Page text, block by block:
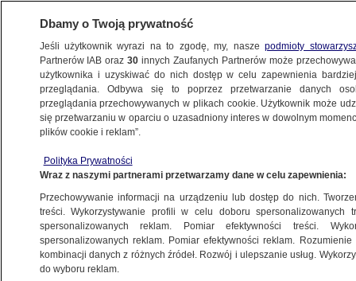
PAŃSTWO ISLAMSKIE
Polka zabita w Berlinie. Jest ruch
polskiej prokuratury
POLSKA
"Wyeliminowani na polu walki". Armia
o wspólnych nalotach z siłami USA
ŚWIAT
Dbamy o Twoją prywatność
Jeśli użytkownik wyrazi na to zgodę, my, naszepodmioty
Partnerów IAB oraz30 innych Zaufanych Partnerów może
użytkownika i uzyskiwać do nich dostęp w celu zapewnienia
przeglądania. Odbywa się to poprzez przetwarzanie danych
przeglądania przechowywanych w plikach cookie. Użytkownik może
się przetwarzaniu w oparciu o uzasadniony interes w dowolnym
plików cookie i reklam”.
Polityka Prywatności
Wraz z naszymi partnerami przetwarzamy dane w celu zapewnienia:
Przechowywanie informacji na urządzeniu lub dostęp do nich.
treści. Wykorzystywanie profili w celu doboru spersonalizowanych
spersonalizowanych reklam. Pomiar efektywności treści.
spersonalizowanych reklam. Pomiar efektywności reklam.
kombinacji danych z różnych źródeł. Rozwój i ulepszanie usług.
do wyboru reklam.